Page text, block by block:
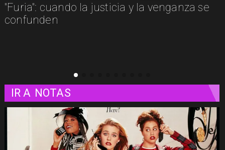
"Clueless" tendrá secuela en
Alicia Silverstone volverá a interpretar a
IR A NOTAS